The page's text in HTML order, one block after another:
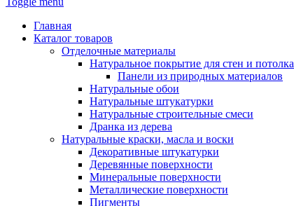
Главная
Каталог товаров
Отделочные материалы
Натуральное покрытие для стен и потолка
Панели из природных материалов
Натуральные обои
Натуральные штукатурки
Натуральные строительные смеси
Дранка из дерева
Натуральные краски, масла и воски
Декоративные штукатурки
Деревянные поверхности
Минеральные поверхности
Металлические поверхности
Пигменты